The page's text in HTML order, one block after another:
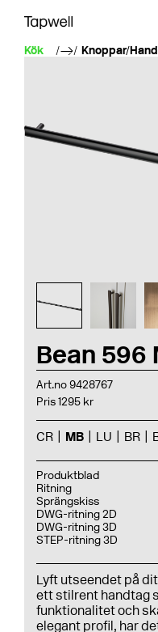
Kök Knoppar/
Bean 596
Art.no 9428767
Pris 1295 kr
CR MB LU BR
Produktblad
Ritning
Sprängskiss
DWG-ritning 2D
DWG-ritning 3D
STEP-ritning 3D
Lyft utseendet på
ett stilrent handtag
funktionalitet och
elegant profil, har